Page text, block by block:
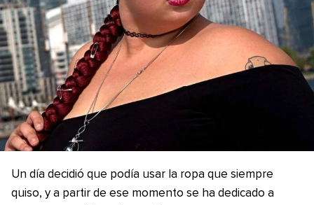
Un día decidió que podía usar la ropa que siempre
quiso, y a partir de ese momento se ha dedicado a